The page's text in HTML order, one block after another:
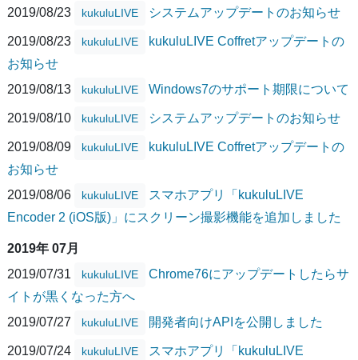
2019/08/23
kukuluLIVE システムアップデートのお知らせ
2019/08/23 kukuluLIVE
kukuluLIVE Coffretアップデートの
お知らせ
2019/08/13
kukuluLIVE Windows7のサポート期限について
2019/08/10 kukuluLIVE システムアップデートのお知らせ
2019/08/09 kukuluLIVE
kukuluLIVE Coffretアップデートの
お知らせ
2019/08/06
kukuluLIVE
スマホアプリ「kukuluLIVE
Encoder 2 (iOS版)」にスクリーン撮影機能を追加しました
2019年 07月
2019/07/31
kukuluLIVE
Chrome76にアップデートしたらサ
イトが黒くなった方へ
2019/07/27
kukuluLIVE 開発者向けAPIを公開しました
2019/07/24 kukuluLIVE スマホアプリ「kukuluLIVE